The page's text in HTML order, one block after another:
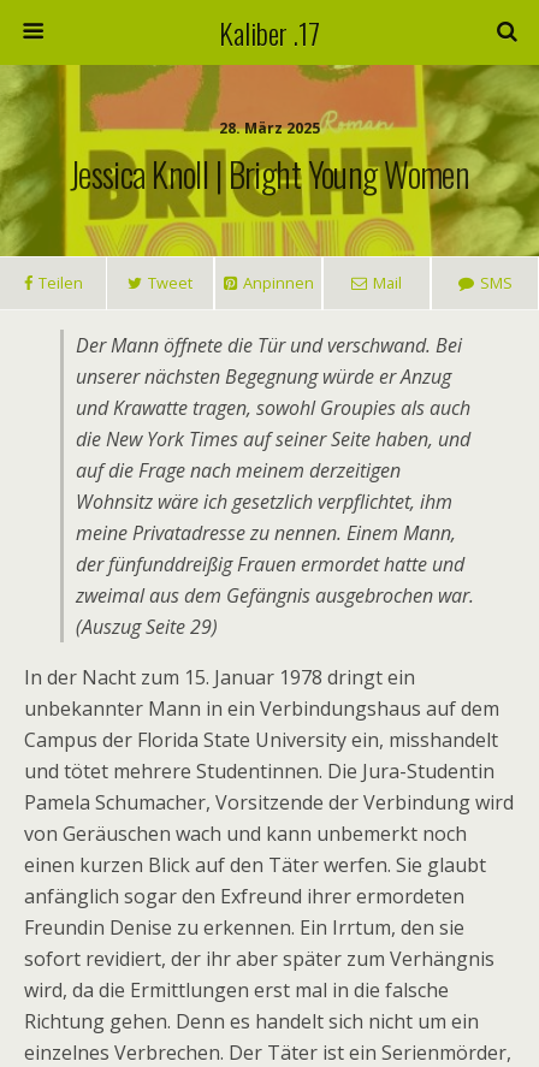
Kaliber .17
28. März 2025
Jessica Knoll | Bright Young Women
Teilen Tweet Anpinnen Mail SMS
Der Mann öffnete die Tür und verschwand. Bei
unserer nächsten Begegnung würde er Anzug
und Krawatte tragen, sowohl Groupies als auch
die New York Times auf seiner Seite haben, und
auf die Frage nach meinem derzeitigen
Wohnsitz wäre ich gesetzlich verpflichtet, ihm
meine Privatadresse zu nennen. Einem Mann,
der fünfunddreißig Frauen ermordet hatte und
zweimal aus dem Gefängnis ausgebrochen war.
(Auszug Seite 29)
In der Nacht zum 15. Januar 1978 dringt ein
unbekannter Mann in ein Verbindungshaus auf dem
Campus der Florida State University ein, misshandelt
und tötet mehrere Studentinnen. Die Jura-Studentin
Pamela Schumacher, Vorsitzende der Verbindung wird
von Geräuschen wach und kann unbemerkt noch
einen kurzen Blick auf den Täter werfen. Sie glaubt
anfänglich sogar den Exfreund ihrer ermordeten
Freundin Denise zu erkennen. Ein Irrtum, den sie
sofort revidiert, der ihr aber später zum Verhängnis
wird, da die Ermittlungen erst mal in die falsche
Richtung gehen. Denn es handelt sich nicht um ein
einzelnes Verbrechen. Der Täter ist ein Serienmörder,